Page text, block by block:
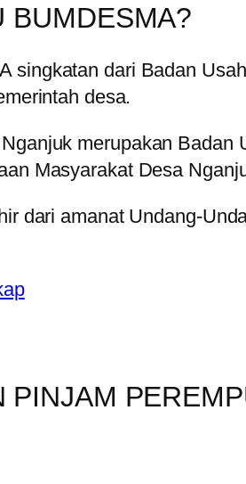
BUMDESMA?
singkatan dari Badan
desa.
merupakan Badan
Masyarakat Desa
dari amanat Undang-
PINJAM